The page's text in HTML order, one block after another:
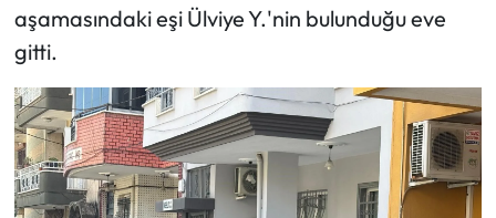
aşamasındaki eşi Ülviye Y.'nin bulunduğu eve
gitti.